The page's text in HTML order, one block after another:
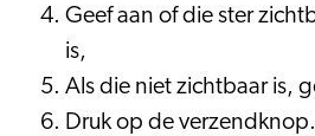
Geef aan of die ster
is,
Als die niet zichtbaar is,
Druk op de verzendknop.